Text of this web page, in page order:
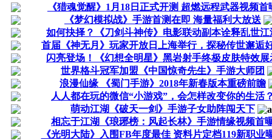
《猎魂觉醒》1月18日正式开测 超燃远程武器视频首
《梦幻模拟战》手游首测在即 海量福利大放送
如何抉择？《刀剑斗神传》电影联动副本诠释乱世江
首届《神无月》玩家开放日上海举行，探秘传世邂逅
闪亮登场！《幻想全明星》黑岩射手终极皮肤特效展
世界格斗冠军加盟《中国惊奇先生》手游大师团
浪漫仙缘 《蜀门手游》2018年新春版本重磅前瞻
人人都在玩的微信“小游戏”，会怎样改变你的生活
萌动江湖《破天一剑》手游子女助阵闯天下
相忘于江湖《琅琊榜：风起长林》手游情缘视频首
《光明大陆》入围FB年度最佳 资料片定档119新职业